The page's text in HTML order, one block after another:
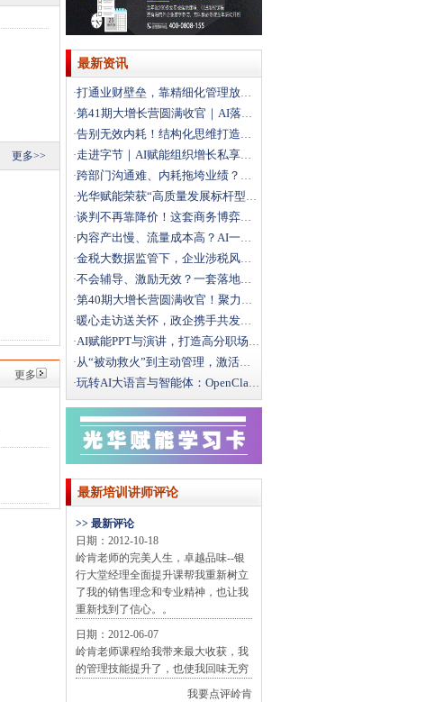
更多>>
更多
最新资讯
·打通业财壁垒，靠精细化管理放大利润
·第41期大增长营圆满收官｜AI落地+科学经营双引擎，
·告别无效内耗！结构化思维打造高效解题团队
·走进字节｜AI赋能组织增长私享会圆满落幕，解锁结构性
·跨部门沟通难、内耗拖垮业绩？这场沙盘课教你打通跨部门
·光华赋能荣获“高质量发展标杆型企业”
·谈判不再靠降价！这套商务博弈法，直接拿下大客户
·内容产出慢、流量成本高？AI一站式搭建自动化营销体系
·金税大数据监管下，企业涉税风险如何破局？
·不会辅导、激励无效？一套落地方法打造高绩效团队
·第40期大增长营圆满收官！聚力破局，向结构性增长而行
·暖心走访送关怀，政企携手共发展｜文新街道领导莅临光华
·AI赋能PPT与演讲，打造高分职场汇报
·从“被动救火”到主动管理，激活一线班组效能
·玩转AI大语言与智能体：OpenClaw办公实战全攻
最新培训讲师评论
>> 最新评论
日期：2012-10-18
岭肯老师的完美人生，卓越品味--银
行大堂经理全面提升课帮我重新树立
了我的销售理念和专业精神，也让我
重新找到了信心。。
日期：2012-06-07
岭肯老师课程给我带来最大收获，我
的管理技能提升了，也使我回味无穷
我要点评岭肯